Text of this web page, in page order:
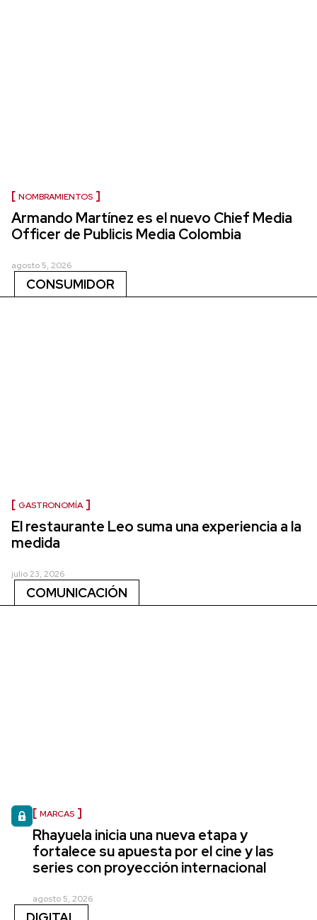
NOMBRAMIENTOS
Armando Martínez es el nuevo Chief Media
Officer de Publicis Media Colombia
agosto 5, 2026
CONSUMIDOR
GASTRONOMÍA
El restaurante Leo suma una experiencia a la
medida
julio 23, 2026
COMUNICACIÓN
MARCAS
Rhayuela inicia una nueva etapa y
fortalece su apuesta por el cine y las
series con proyección internacional
agosto 5, 2026